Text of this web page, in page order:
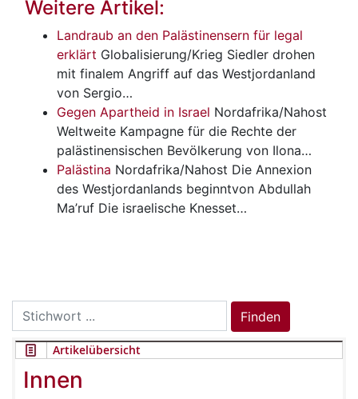
Weitere Artikel:
Landraub an den Palästinensern für legal
erklärt Globalisierung/Krieg Siedler drohen
mit finalem Angriff auf das Westjordanland
von Sergio…
Gegen Apartheid in Israel Nordafrika/Nahost
Weltweite Kampagne für die Rechte der
palästinensischen Bevölkerung von Ilona…
Palästina Nordafrika/Nahost Die Annexion
des Westjordanlands beginntvon Abdullah
Ma’ruf Die israelische Knesset…
Search
for:
Finden
Artikelübersicht
Innen